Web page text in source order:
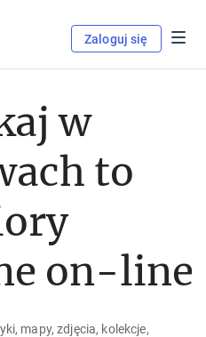
Zaloguj się
w
to
on-line
mapy, zdjęcia, kolekcje,